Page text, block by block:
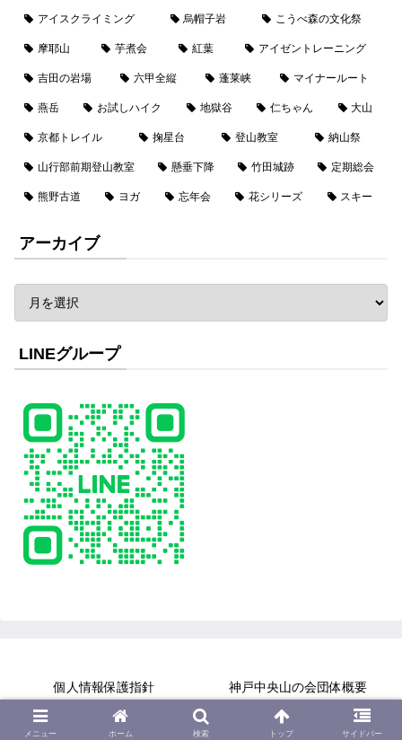
アイスクライミング 烏帽子岩 こうべ森の文化祭
摩耶山 芋煮会 紅葉 アイゼントレーニング
吉田の岩場 六甲全縦 蓬莱峡 マイナールート
燕岳 お試しハイク 地獄谷 仁ちゃん 大山
京都トレイル 掬星台 登山教室 納山祭
山行部前期登山教室 懸垂下降 竹田城跡 定期総会
熊野古道 ヨガ 忘年会 花シリーズ スキー
アーカイブ
LINEグループ
個人情報保護指針 神戸中央山の会団体概要
© 2018-2026 Kobe Chuo Alpine Club.
メニュー ホーム 検索 トップ サイドバー